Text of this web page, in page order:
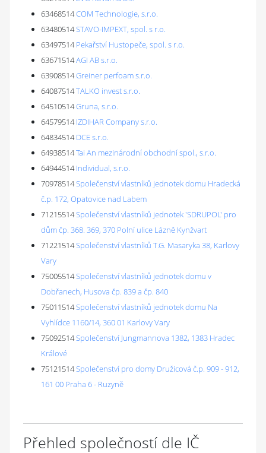
63468514COM Technologie, s.r.o.
63480514STAVO-IMPEXT, spol. s r.o.
63497514 Pekařství Hustopeče, spol. s r.o.
63671514AGI AB s.r.o.
63908514Greiner perfoam s.r.o.
64087514TALKO invest s.r.o.
64510514Gruna, s.r.o.
64579514 IZDIHAR Company s.r.o.
64834514 DCE s.r.o.
64938514Tai An mezinárodní obchodní spol., s.r.o.
64944514 Individual, s.r.o.
70978514Společenství vlastníků jednotek domu Hradecká
č.p. 172, Opatovice nad Labem
71215514Společenství vlastníků jednotek 'SDRUPOL' pro
dům čp. 368. 369, 370 Polní ulice Lázně Kynžvart
71221514Společenství vlastníků T.G. Masaryka 38, Karlovy
Vary
75005514Společenství vlastníků jednotek domu v
Dobřanech, Husova čp. 839 a čp. 840
75011514Společenství vlastníků jednotek domu Na
Vyhlídce 1160/14, 360 01 Karlovy Vary
75092514Společenství Jungmannova 1382, 1383 Hradec
Králové
75121514Společenství pro domy Družicová č.p. 909 - 912,
161 00 Praha 6 - Ruzyně
Přehled společností dle IČ